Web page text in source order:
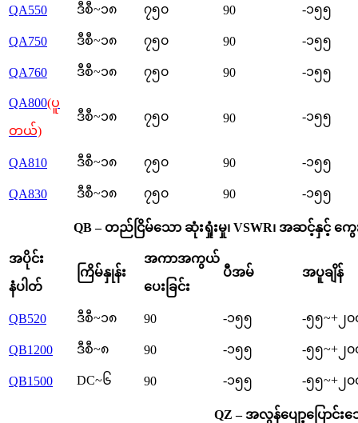
QA550 ဒီစီ~၁၈ ၇၅၀ 90 -၁၅၅
QA750 ဒီစီ~၁၈ ၇၅၀ 90 -၁၅၅
QA760 ဒီစီ~၁၈ ၇၅၀ 90 -၁၅၅
QA800(ပူ
တယ်)
ဒီစီ~၁၈ ၇၅၀ 90 -၁၅၅
QA810 ဒီစီ~၁၈ ၇၅၀ 90 -၁၅၅
QA830 ဒီစီ~၁၈ ၇၅၀ 90 -၁၅၅
QB – တည်ငြိမ်သော ဆုံးရှုံးမှု၊ VSWR၊ အဆင့်နှင့် ကွေး
အပိုင်း
နံပါတ်
ကြိမ်နှုန်း
အကာအကွယ်
ပေးခြင်း
ပီအမ် အပူချိန်
QB520 ဒီစီ~၁၈ 90 -၁၅၅ -၅၅~+၂၀
QB1200 ဒီစီ~၈ 90 -၁၅၅ -၅၅~+၂၀
QB1500 DC~၆ 90 -၁၅၅ -၅၅~+၂၀
QZ – အလွန်ပျော့ပြောင်းသ